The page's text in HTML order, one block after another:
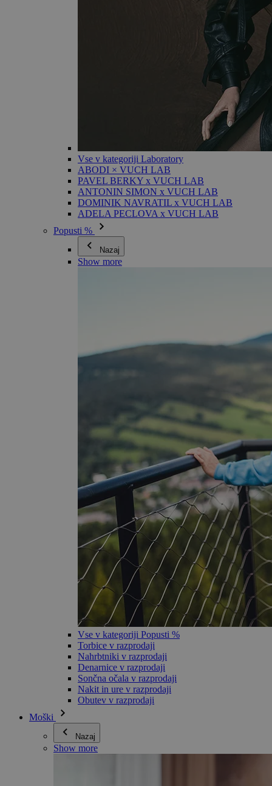
Vse v kategoriji Laboratory
ABODI × VUCH LAB
PAVEL BERKY x VUCH LAB
ANTONIN SIMON x VUCH LAB
DOMINIK NAVRATIL x VUCH LAB
ADELA PECLOVA x VUCH LAB
Popusti %
Nazaj
Show more
Vse v kategoriji Popusti %
Torbice v razprodaji
Nahrbtniki v razprodaji
Denarnice v razprodaji
Sončna očala v razprodaji
Nakit in ure v razprodaji
Obutev v razprodaji
Moški
Nazaj
Show more